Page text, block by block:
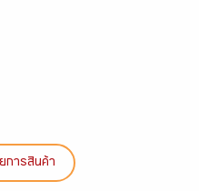
การสินค้า